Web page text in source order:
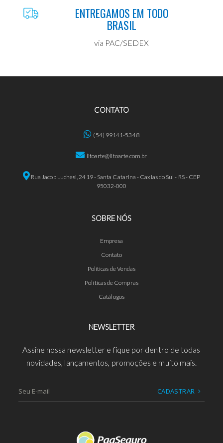
ENTREGAMOS EM TODO
BRASIL
via PAC/SEDEX
CONTATO
(54) 99141-5348
litoarte@litoarte.com.br
Rua Jacob Luchesi, 2419 - Santa Catarina - Caxias do Sul - RS - CEP
95032-000
SOBRE NÓS
Empresa
Contato
Políticas de Vendas
Políticas de Compras
Catálogos
NEWSLETTER
Assine nossa newsletter e fique por dentro de todas
novidades, lançamentos, promoções e muito mais.
CADASTRAR